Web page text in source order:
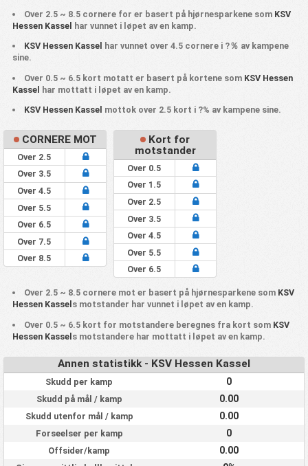
Over 2.5 ~ 8.5 cornere for er basert på hjørnesparkene som KSV
Hessen Kassel har vunnet i løpet av en kamp.
KSV Hessen Kassel har vunnet over 4.5 cornere i ?％ av kampene
sine.
Over 0.5 ~ 6.5 kort motatt er basert på kortene som KSV Hessen
Kassel har mottatt i løpet av en kamp.
KSV Hessen Kassel mottok over 2.5 kort i ?% av kampene sine.
CORNERE MOT
Over 2.5
Over 3.5
Over 4.5
Over 5.5
Over 6.5
Over 7.5
Over 8.5
Kort for
motstander
Over 0.5
Over 1.5
Over 2.5
Over 3.5
Over 4.5
Over 5.5
Over 6.5
Over 2.5 ~ 8.5 cornere mot er basert på hjørnesparkene som KSV
Hessen Kassel s motstander har vunnet i løpet av en kamp.
Over 0.5 ~ 6.5 kort for motstandere beregnes fra kort som KSV
Hessen Kassels motstandere har mottatt i løpet av en kamp.
Annen statistikk - KSV Hessen Kassel
Skudd per kamp 0
Skudd på mål / kamp 0.00
Skudd utenfor mål / kamp 0.00
Forseelser per kamp 0
Offsider/kamp 0.00